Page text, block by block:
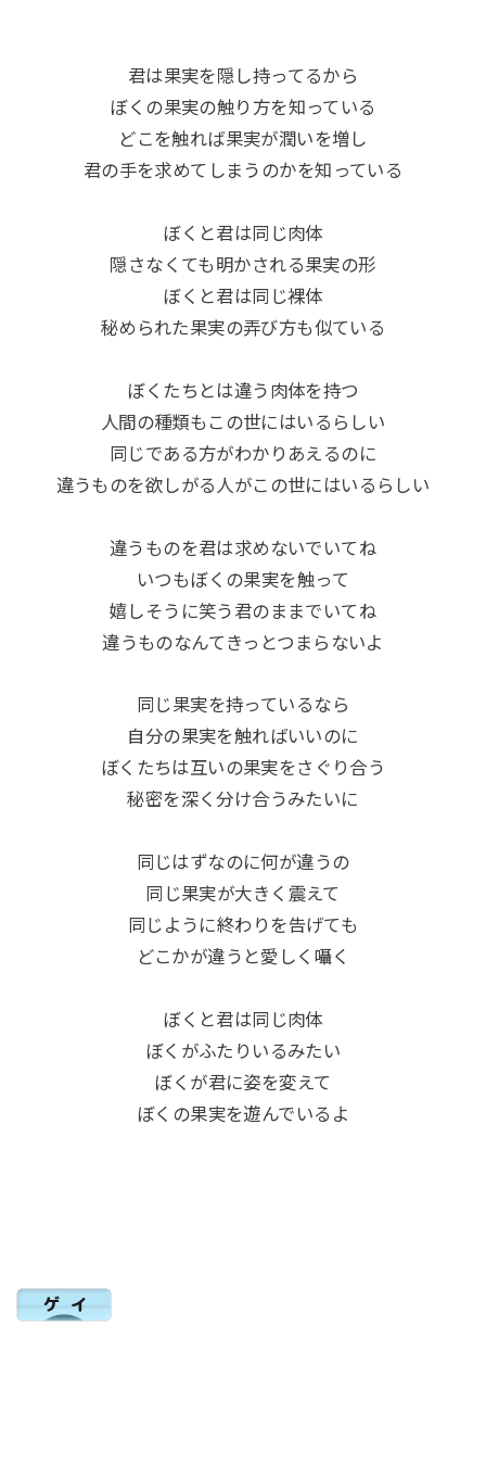
君は果実を隠し持ってるから
ぼくの果実の触り方を知っている
どこを触れば果実が潤いを増し
君の手を求めてしまうのかを知っている
ぼくと君は同じ肉体
隠さなくても明かされる果実の形
ぼくと君は同じ裸体
秘められた果実の弄び方も似ている
ぼくたちとは違う肉体を持つ
人間の種類もこの世にはいるらしい
同じである方がわかりあえるのに
違うものを欲しがる人がこの世にはいるらしい
違うものを君は求めないでいてね
いつもぼくの果実を触って
嬉しそうに笑う君のままでいてね
違うものなんてきっとつまらないよ
同じ果実を持っているなら
自分の果実を触ればいいのに
ぼくたちは互いの果実をさぐり合う
秘密を深く分け合うみたいに
同じはずなのに何が違うの
同じ果実が大きく震えて
同じように終わりを告げても
どこかが違うと愛しく囁く
ぼくと君は同じ肉体
ぼくがふたりいるみたい
ぼくが君に姿を変えて
ぼくの果実を遊んでいるよ